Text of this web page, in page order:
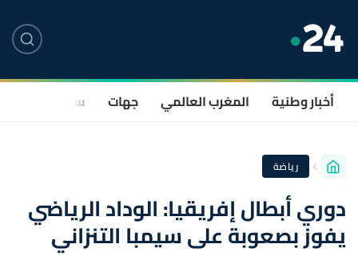
أخبار وطنية المغرب العالمي جهات سياسة
رياضة
دوري أبطال إفريقيا: الوداد الرياضي
يفوز بصعوبة على سيمبا التنزاني